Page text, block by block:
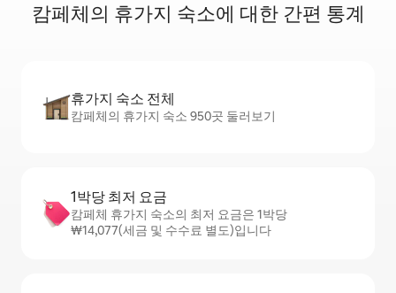
캄페체의 휴가지 숙소에 대한 간편 통계
휴가지 숙소 전체
캄페체의 휴가지 숙소 950곳 둘러보기
1박당 최저 요금
캄페체 휴가지 숙소의 최저 요금은 1박당
₩14,077(세금 및 수수료 별도)입니다